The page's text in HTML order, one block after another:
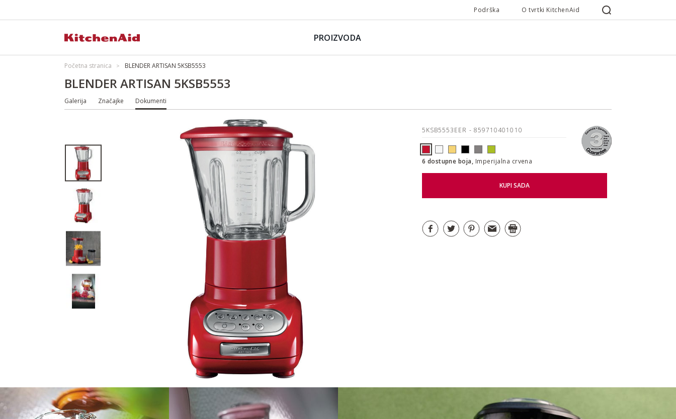
Podrška O tvrtki KitchenAid
PROIZVODA
Početna stranica BLENDER ARTISAN 5KSB5553
BLENDER ARTISAN 5KSB5553
Galerija Značajke Dokumenti
5KSB5553EER - 859710401010
6 dostupne boja, Imperijalna crvena
KUPI SADA